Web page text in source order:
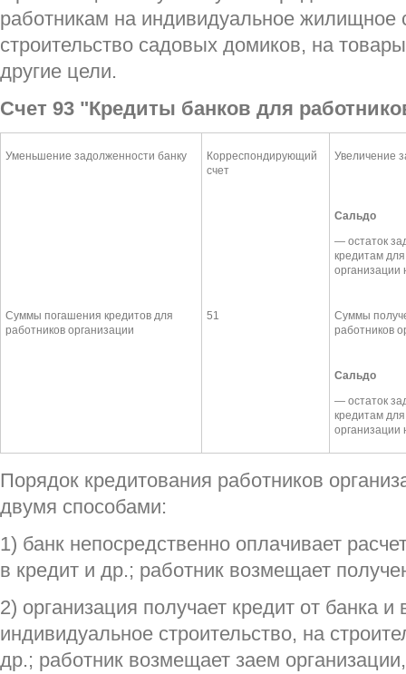
работникам на индивидуальное жилищное
строительство садовых домиков, на
другие цели.
Счет 93 "Кредиты банков для
Уменьшение задолженности банку
Корреспондирующий
счет
Увеличение
Сальдо
— остаток
кредитам
организации
Суммы погашения кредитов для
работников организации
51
Суммы
работников
Сальдо
— остаток
кредитам
организации
Порядок кредитования работников
двумя способами:
1) банк непосредственно оплачивает
в кредит и др.; работник возмещает
2) организация получает кредит от банка
индивидуальное строительство, на
др.; работник возмещает заем